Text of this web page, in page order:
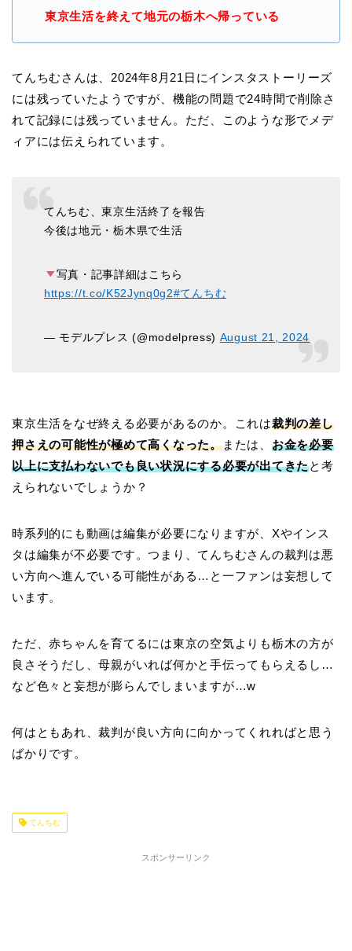
東京生活を終えて地元の栃木へ帰っている
てんちむさんは、2024年8月21日にインスタストーリーズ
には残っていたようですが、機能の問題で24時間で削除さ
れて記録には残っていません。ただ、このような形でメデ
ィアには伝えられています。
てんちむ、東京生活終了を報告
今後は地元・栃木県で生活
写真・記事詳細はこちら
https://t.co/K52Jynq0g2#てんちむ
— モデルプレス (@modelpress) August 21, 2024
東京生活をなぜ終える必要があるのか。これは裁判の差し
押さえの可能性が極めて高くなった。または、 お金を必要
以上に支払わないでも良い状況にする必要が出てきたと考
えられないでしょうか？
時系列的にも動画は編集が必要になりますが、Xやインス
タは編集が不必要です。つまり、てんちむさんの裁判は悪
い方向へ進んでいる可能性がある…と一ファンは妄想して
います。
ただ、赤ちゃんを育てるには東京の空気よりも栃木の方が
良さそうだし、母親がいれば何かと手伝ってもらえるし…
など色々と妄想が膨らんでしまいますが…w
何はともあれ、裁判が良い方向に向かってくれればと思う
ばかりです。
てんちむ
スポンサーリンク